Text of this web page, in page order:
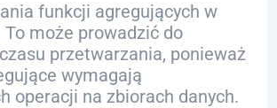
funkcji agregujących w
To może prowadzić do
przetwarzania, ponieważ
wymagają
operacji na zbiorach danych.